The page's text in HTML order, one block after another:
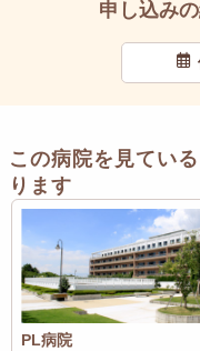
申し込み
この病院を見てい
ります
PL病院